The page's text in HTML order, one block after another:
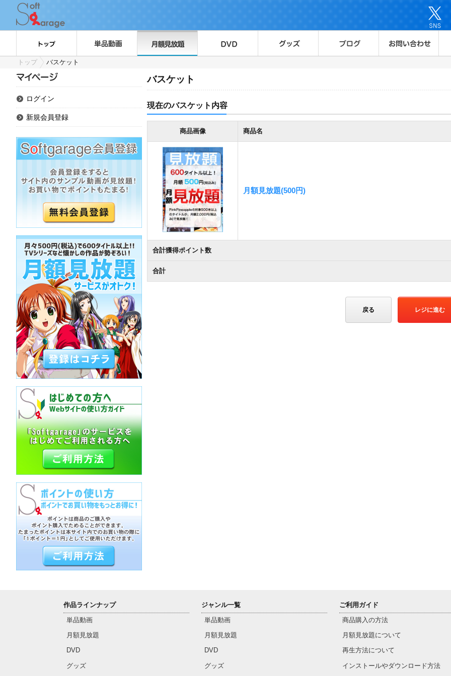
トップ バスケット
ログイン
新規会員登録
バスケット
現在のバスケット内容
商品画像 商品名
月額見放題(500円)
合計獲得ポイント数
合計
戻る レジに進む
作品ラインナップ
単品動画
月額見放題
DVD
グッズ
ジャンル一覧
単品動画
月額見放題
DVD
グッズ
ご利用ガイド
商品購入の方法
月額見放題について
再生方法について
インストールやダウンロード方法